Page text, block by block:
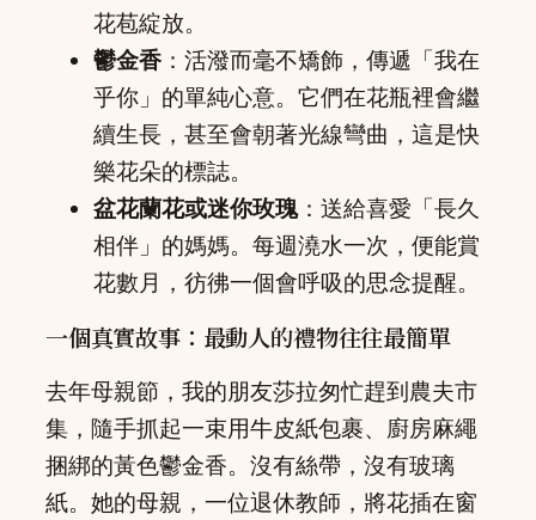
花苞綻放。
鬱金香：活潑而毫不矯飾，傳遞「我在
乎你」的單純心意。它們在花瓶裡會繼
續生長，甚至會朝著光線彎曲，這是快
樂花朵的標誌。
盆花蘭花或迷你玫瑰：送給喜愛「長久
相伴」的媽媽。每週澆水一次，便能賞
花數月，彷彿一個會呼吸的思念提醒。
一個真實故事：最動人的禮物往往最簡單
去年母親節，我的朋友莎拉匆忙趕到農夫市
集，隨手抓起一束用牛皮紙包裹、廚房麻繩
捆綁的黃色鬱金香。沒有絲帶，沒有玻璃
紙。她的母親，一位退休教師，將花插在窗